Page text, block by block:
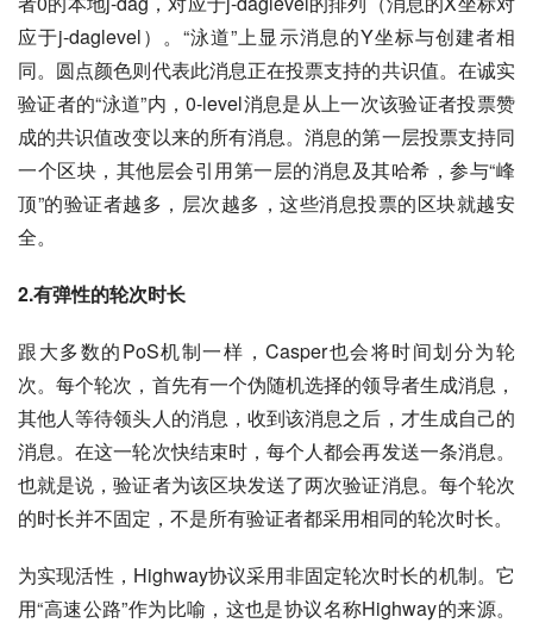
应于j-daglevel）。“泳道”上显示消息的Y坐标与创建者相
同。圆点颜色则代表此消息正在投票支持的共识值。在诚实
验证者的“泳道”内，0-level消息是从上一次该验证者投票赞
成的共识值改变以来的所有消息。消息的第一层投票支持同
一个区块，其他层会引用第一层的消息及其哈希，参与“峰
顶”的验证者越多，层次越多，这些消息投票的区块就越安
全。
2.有弹性的轮次时长
跟大多数的PoS机制一样，Casper也会将时间划分为轮
次。每个轮次，首先有一个伪随机选择的领导者生成消息，
其他人等待领头人的消息，收到该消息之后，才生成自己的
消息。在这一轮次快结束时，每个人都会再发送一条消息。
也就是说，验证者为该区块发送了两次验证消息。每个轮次
的时长并不固定，不是所有验证者都采用相同的轮次时长。
为实现活性，Highway协议采用非固定轮次时长的机制。它
用“高速公路”作为比喻，这也是协议名称Highway的来源。